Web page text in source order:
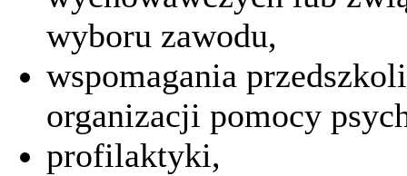
wyboru zawodu,
wspomagania
organizacji pomocy
profilaktyki,